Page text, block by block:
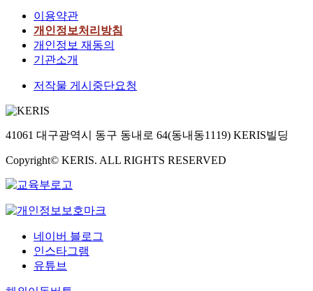
이용약관
개인정보처리방침
개인정보 재동의
기관소개
저작물 게시중단요청
41061 대구광역시 동구 동내로 64(동내동1119) KERIS빌딩
Copyright© KERIS. ALL RIGHTS RESERVED
네이버 블로그
인스타그램
유튜브